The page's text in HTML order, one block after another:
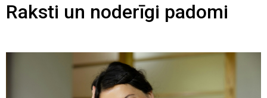
Raksti un noderīgi padomi